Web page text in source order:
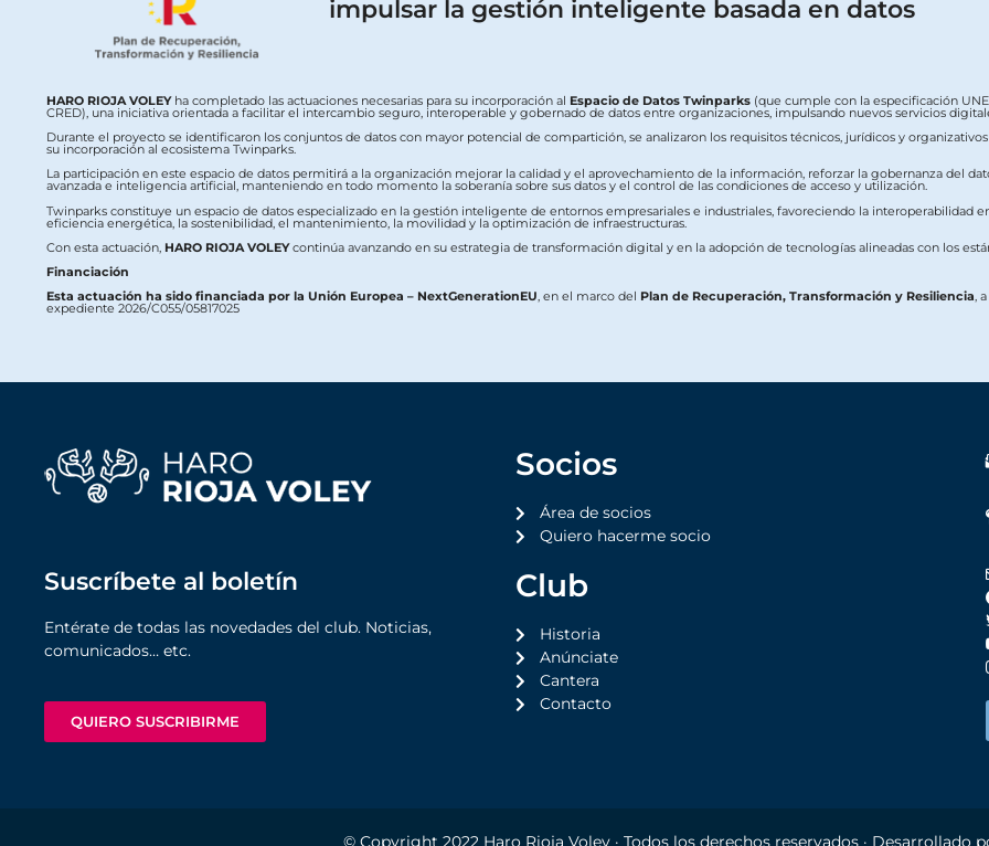
impulsar la gestión inteligente basada en datos
HARO RIOJA VOLEYha completado las actuaciones necesarias para su incorporación al Espacio de Datos Twinparks (que cumple con la especificación
CRED), una iniciativa orientada a facilitar el intercambio seguro, interoperable y gobernado de datos entre organizaciones, impulsando nuevos servicios
Durante el proyecto se identificaron los conjuntos de datos con mayor potencial de compartición, se analizaron los requisitos técnicos, jurídicos y
su incorporación al ecosistema Twinparks.
La participación en este espacio de datos permitirá a la organización mejorar la calidad y el aprovechamiento de la información, reforzar la gobernanza del
avanzada e inteligencia artificial, manteniendo en todo momento la soberanía sobre sus datos y el control de las condiciones de acceso y utilización.
Twinparks constituye un espacio de datos especializado en la gestión inteligente de entornos empresariales e industriales, favoreciendo la interoperabilidad
eficiencia energética, la sostenibilidad, el mantenimiento, la movilidad y la optimización de infraestructuras.
Con esta actuación, HARO RIOJA VOLEYcontinúa avanzando en su estrategia de transformación digital y en la adopción de tecnologías alineadas con los
Financiación
Esta actuación ha sido financiada por la Unión Europea – NextGenerationEU, en el marco del Plan de Recuperación, Transformación y Resiliencia,
expediente 2026/C055/05817025
Suscríbete al boletín
Entérate de todas las novedades del club. Noticias,
comunicados… etc.
QUIERO SUSCRIBIRME
Socios
Área de socios
Quiero hacerme socio
Club
Historia
Anúnciate
Cantera
Contacto
© Copyright 2022 Haro Rioja Voley· Todos los derechos reservados · Desarrollado